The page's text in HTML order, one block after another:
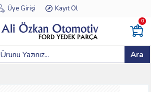
Üye Girişi Kayıt Ol
0
Ara